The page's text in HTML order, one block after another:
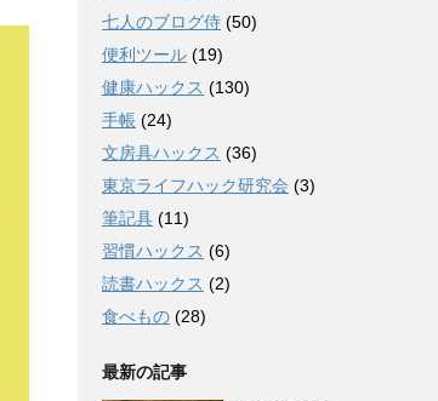
七人のブログ侍 (50)
便利ツール (19)
健康ハックス (130)
手帳 (24)
文房具ハックス (36)
東京ライフハック研究会 (3)
筆記具 (11)
習慣ハックス (6)
読書ハックス (2)
食べもの (28)
最新の記事